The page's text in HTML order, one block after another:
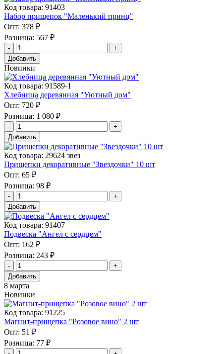
Код товара: 91403
Набор прищепок "Маленький принц"
Опт: 378 ₽
Розница: 567 ₽
Добавить
Новинки
Код товара: 91589-1
Хлебница деревянная "Уютный дом"
Опт: 720 ₽
Розница: 1 080 ₽
Добавить
Код товара: 29624 звез
Прищепки декоративные "Звездочки" 10 шт
Опт: 65 ₽
Розница: 98 ₽
Добавить
Код товара: 91407
Подвеска "Ангел с сердцем"
Опт: 162 ₽
Розница: 243 ₽
Добавить
8 марта
Новинки
Код товара: 91225
Магнит-прищепка "Розовое вино" 2 шт
Опт: 51 ₽
Розница: 77 ₽